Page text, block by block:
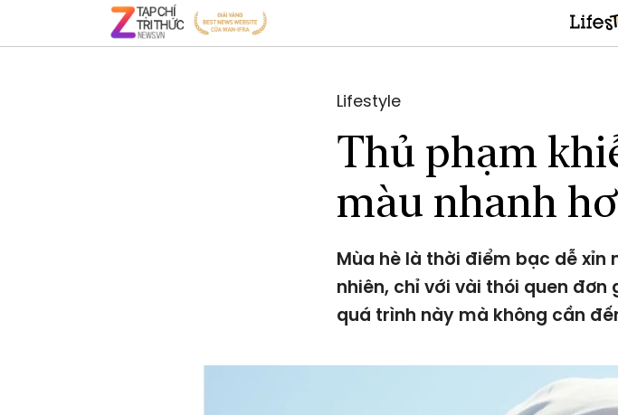
Lifestyle
Thủ phạm
màu nhanh
Mùa hè là thời điểm bạc dễ xỉn
nhiên, chỉ với vài thói quen
quá trình này mà không cần